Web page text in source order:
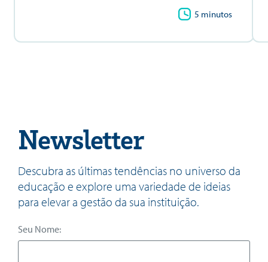
5 minutos
Newsletter
Descubra as últimas tendências no universo da
educação e explore uma variedade de ideias
para elevar a gestão da sua instituição.
Seu Nome: